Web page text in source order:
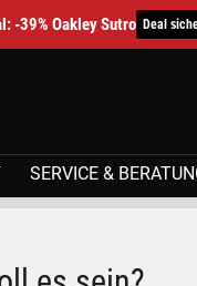
-39% Oakley Sutro Deal
SERVICE &